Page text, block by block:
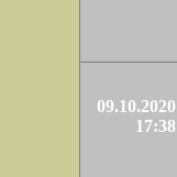
09.10.2020
17:38